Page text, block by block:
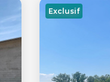
Exclusif